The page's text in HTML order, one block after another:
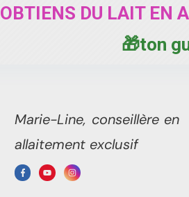
Marie-Line, conseillère en
allaitement exclusif
OBTIENS DU LAIT EN
🎁ton